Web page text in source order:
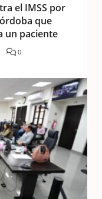
el IMSS por
que
un paciente
0